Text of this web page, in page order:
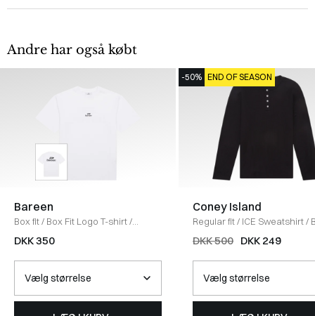
Andre har også købt
Bareen
Box fit/ Box Fit Logo T-shirt/
WHITE
DKK 350
-50% END OF SEASON
Coney Island
Regular fit/ ICE Sweatshirt/
DKK 500 DKK 249